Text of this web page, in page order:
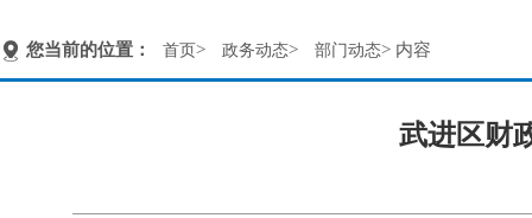
您当前的位置： 首页> 政务动态> 部门动态> 内容
武进区财